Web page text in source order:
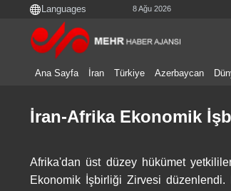
8 Ağu 2026
Ana Sayfa İran Türkiye Azerbaycan
İran-Afrika Ekonomik
Afrika'dan üst düzey hükümet
Ekonomik İşbirliği Zirvesi düzenlendi.